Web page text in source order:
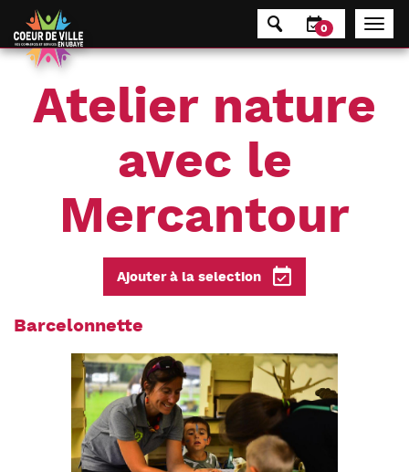
0
Atelier nature
avec le
Mercantour
Ajouter à la selection
Barcelonnette
Panneau de gestion des cookies